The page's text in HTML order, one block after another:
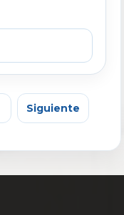
Siguiente